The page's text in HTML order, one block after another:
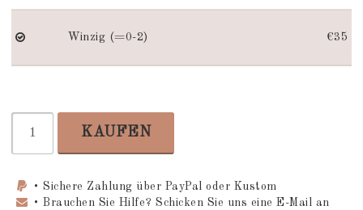
Winzig (=0-2) €35
KAUFEN
• Sichere Zahlung über PayPal oder Kustom
• Brauchen Sie Hilfe? Schicken Sie uns eine E-Mail an